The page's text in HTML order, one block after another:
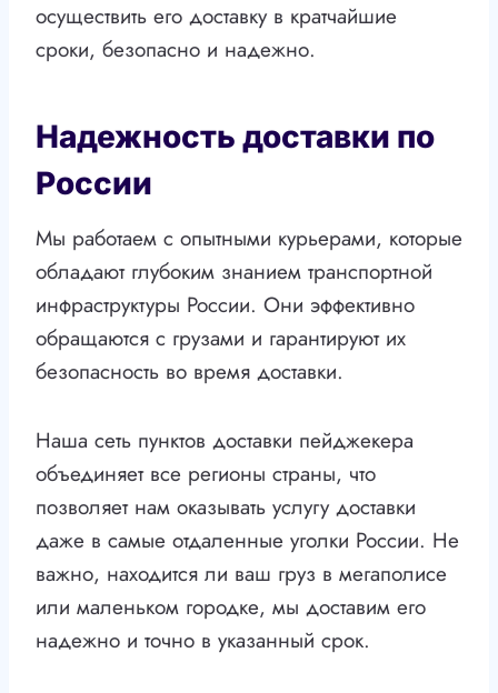
осуществить его доставку в кратчайшие
сроки, безопасно и надежно.
Надежность доставки по
России
Мы работаем с опытными курьерами, которые
обладают глубоким знанием транспортной
инфраструктуры России. Они эффективно
обращаются с грузами и гарантируют их
безопасность во время доставки.
Наша сеть пунктов доставки пейджекера
объединяет все регионы страны, что
позволяет нам оказывать услугу доставки
даже в самые отдаленные уголки России. Не
важно, находится ли ваш груз в мегаполисе
или маленьком городке, мы доставим его
надежно и точно в указанный срок.